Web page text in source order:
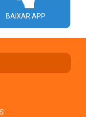
BAIXAR APP